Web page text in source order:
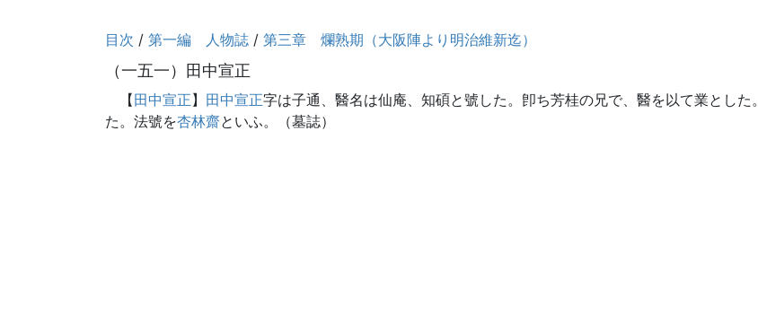
目次 / 第一編 人物誌 / 第三章 爛熟期（大阪陣より明治維新迄）
（一五一）田中宣正
【田中宣正】 田中宣正字は子通、醫名は仙庵、知碩と號した。卽ち芳桂の兄で、醫を以て業とした。
た。法號を杏林齋といふ。（墓誌）